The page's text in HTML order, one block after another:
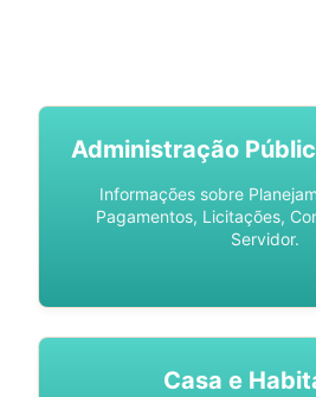
Administração
Informações sobre
Pagamentos, Licitações,
Servidor.
Casa e